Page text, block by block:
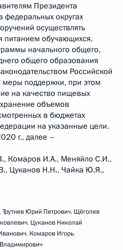
Президента
округах
осуществлять
питанием обучающихся,
начального общего,
общего образования
Российской
поддержки, при этом
на качество пищевых
объемов
в бюджетах
на указанные цели.
г., далее –
Комаров И.А., Меняйло С.И.,
Цуканов Н.Н., Чайка Ю.Я.,
,Трутнев Юрий Петрович, Щёголев
, Цуканов Николай
, Комаров Игорь